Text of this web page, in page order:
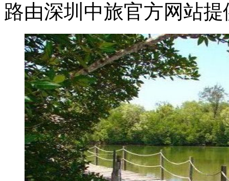
路由深圳中旅官方网站提